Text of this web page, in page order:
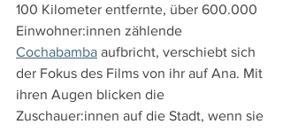
100 Kilometer entfernte, über 600.000
Einwohner:innen zählende
Cochabamba aufbricht, verschiebt sich
der Fokus des Films von ihr auf Ana. Mit
ihren Augen blicken die
Zuschauer:innen auf die Stadt, wenn sie